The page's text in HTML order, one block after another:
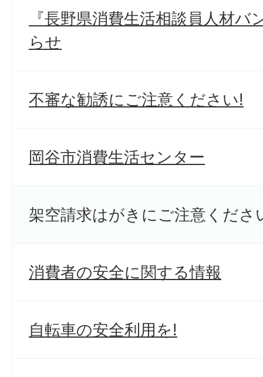
『長野県消費生活相談員人材
らせ
不審な勧誘にご注意ください!
岡谷市消費生活センター
架空請求はがきにご注意くださ
消費者の安全に関する情報
自転車の安全利用を!